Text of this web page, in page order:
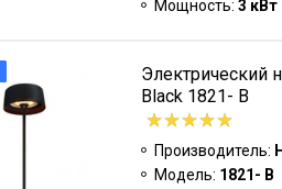
Мощность: 3 кВт
Электрический
Black 1821- B
Производитель:
Модель: 1821- B